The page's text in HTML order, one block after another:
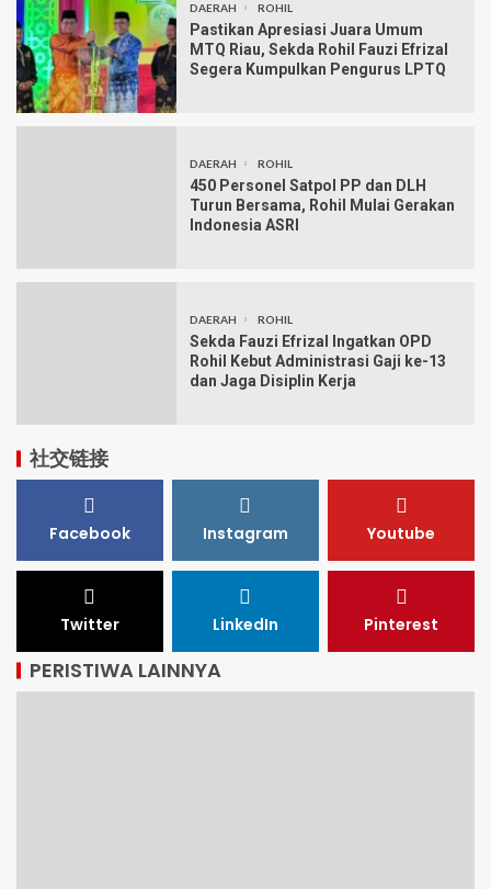
DAERAH ROHIL
Pastikan Apresiasi Juara Umum
MTQ Riau, Sekda Rohil Fauzi Efrizal
Segera Kumpulkan Pengurus LPTQ
DAERAH ROHIL
450 Personel Satpol PP dan DLH
Turun Bersama, Rohil Mulai Gerakan
Indonesia ASRI
DAERAH ROHIL
Sekda Fauzi Efrizal Ingatkan OPD
Rohil Kebut Administrasi Gaji ke-13
dan Jaga Disiplin Kerja
社交链接
Facebook Instagram Youtube
Twitter LinkedIn Pinterest
PERISTIWA LAINNYA